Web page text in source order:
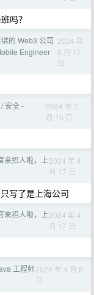
吗？
的 Web3 公司
Engineer
2024 年
8 月 17
日
安全 -
2024 年 7
月 16 日
来招人啦，上2024 年 4
月 17 日
写了是上海公司
来招人啦，上2024 年 4
月 17 日
工程师2024 年 4 月 8
日